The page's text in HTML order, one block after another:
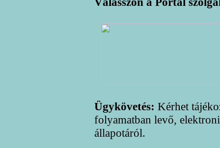
Ügykövetés: Kérhet
folyamatban levő,
állapotáról.